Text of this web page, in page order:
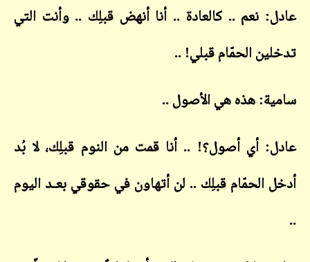
عادل: نعم .. كالعادة .. أنا أنهض قبلِك .. وأنت التي
تدخلين الحمّام قبلي! ..
سامية: هذه هي الأصول ..
عادل: أي أصول؟! .. أنا قمت من النوم قبلِك، لا بُد
أدخل الحمّام قبلِك .. لن أتهاون في حقوقي بعـد اليوم
..